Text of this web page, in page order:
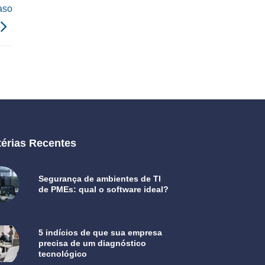
Recentes
Segurança de ambientes de TI
de PMEs: qual o software ideal?
5 indícios de que sua empresa
precisa de um diagnóstico
tecnológico